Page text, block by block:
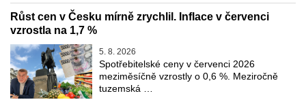
Růst cen v Česku mírně zrychlil. Inflace v červenci
vzrostla na 1,7 %
5. 8. 2026
Spotřebitelské ceny v červenci 2026
meziměsíčně vzrostly o 0,6 %. Meziročně
tuzemská …